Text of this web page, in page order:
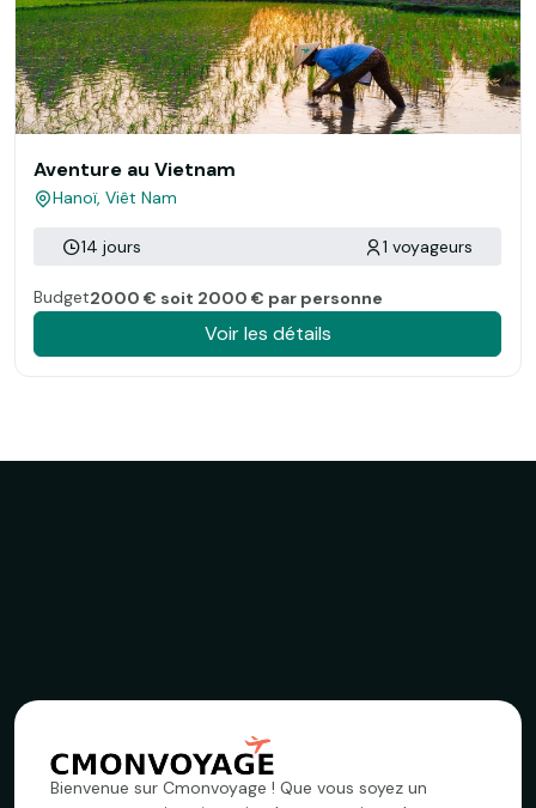
Aventure au Vietnam
Hanoï, Viêt Nam
14 jours 1 voyageurs
Budget2000 € soit 2000 € par personne
Voir les détails
Bienvenue sur Cmonvoyage ! Que vous soyez un